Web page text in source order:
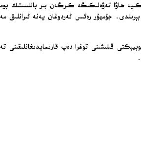
ھاۋا تەۋەلىكىگە كىرگەن بىر باللىستىك
جۇمھۇر رەئىس ئەردوغان يەنە
قىلىشىنى توغرا دەپ